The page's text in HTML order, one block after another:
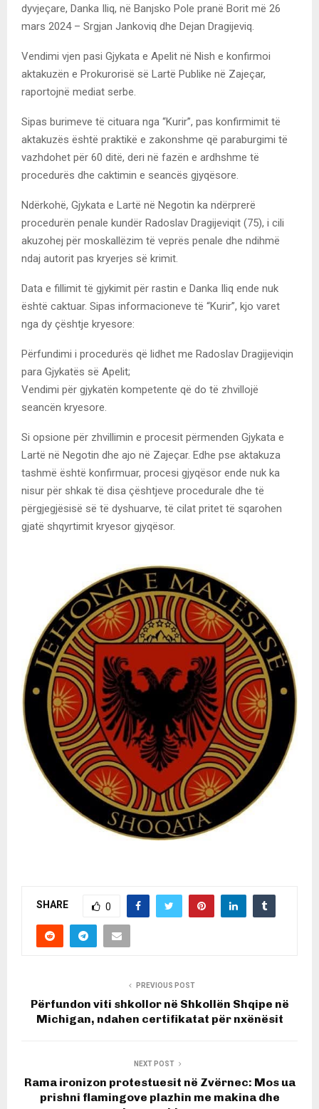
dyvjeçare, Danka Iliq, në Banjsko Pole pranë Borit më 26
mars 2024 – Srgjan Jankoviq dhe Dejan Dragijeviq.
Vendimi vjen pasi Gjykata e Apelit në Nish e konfirmoi
aktakuzën e Prokurorisë së Lartë Publike në Zajeçar,
raportojnë mediat serbe.
Sipas burimeve të cituara nga “Kurir”, pas konfirmimit të
aktakuzës është praktikë e zakonshme që paraburgimi të
vazhdohet për 60 ditë, deri në fazën e ardhshme të
procedurës dhe caktimin e seancës gjyqësore.
Ndërkohë, Gjykata e Lartë në Negotin ka ndërprerë
procedurën penale kundër Radoslav Dragijeviqit (75), i cili
akuzohej për moskallëzim të veprës penale dhe ndihmë
ndaj autorit pas kryerjes së krimit.
Data e fillimit të gjykimit për rastin e Danka Iliq ende nuk
është caktuar. Sipas informacioneve të “Kurir”, kjo varet
nga dy çështje kryesore:
Përfundimi i procedurës që lidhet me Radoslav Dragijeviqin
para Gjykatës së Apelit;
Vendimi për gjykatën kompetente që do të zhvillojë
seancën kryesore.
Si opsione për zhvillimin e procesit përmenden Gjykata e
Lartë në Negotin dhe ajo në Zajeçar. Edhe pse aktakuza
tashmë është konfirmuar, procesi gjyqësor ende nuk ka
nisur për shkak të disa çështjeve procedurale dhe të
përgjegjësisë së të dyshuarve, të cilat pritet të sqarohen
gjatë shqyrtimit kryesor gjyqësor.
SHARE 0
PREVIOUS POST
Përfundon viti shkollor në Shkollën Shqipe në
Michigan, ndahen certifikatat për nxënësit
NEXT POST
Rama ironizon protestuesit në Zvërnec: Mos ua
prishni flamingove plazhin me makina dhe